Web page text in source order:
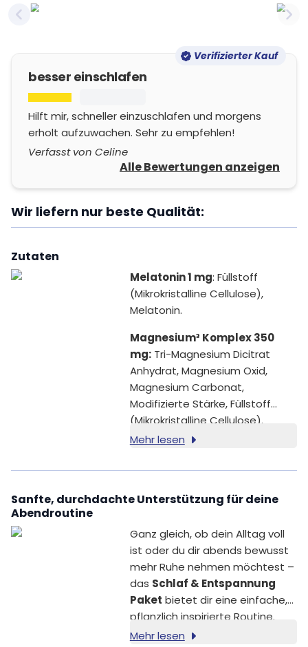
Previous slide
Verifizierter Kauf
besser einschlafen
Hilft mir, schneller einzuschlafen und morgens
erholt aufzuwachen. Sehr zu empfehlen!
Verfasst von Celine
Alle Bewertungen anzeigen
Wir liefern nur beste Qualität:
Zutaten
Melatonin 1 mg: Füllstoff
(Mikrokristalline Cellulose),
Melatonin.
Magnesium³ Komplex 350
mg:Tri-Magnesium Dicitrat
Anhydrat, Magnesium Oxid,
Magnesium Carbonat,
Modifizierte Stärke, Füllstoff
(Mikrokristalline Cellulose).
Mehr lesen
Sanfte, durchdachte Unterstützung für deine
Abendroutine
Ganz gleich, ob dein Alltag voll
ist oder du dir abends bewusst
mehr Ruhe nehmen möchtest –
das Schlaf & Entspannung
Paket bietet dir eine einfache,
pflanzlich inspirierte Routine.
Diese drei sorgfältig
Mehr lesen